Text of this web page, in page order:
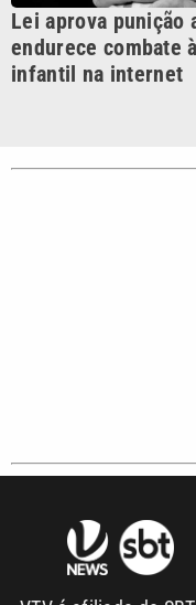
VTV é afiliada do
Região Metropolitana